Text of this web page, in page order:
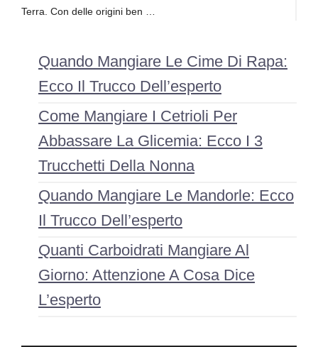
Terra. Con delle origini ben …
Quando Mangiare Le Cime Di Rapa:
Ecco Il Trucco Dell’esperto
Come Mangiare I Cetrioli Per
Abbassare La Glicemia: Ecco I 3
Trucchetti Della Nonna
Quando Mangiare Le Mandorle: Ecco
Il Trucco Dell’esperto
Quanti Carboidrati Mangiare Al
Giorno: Attenzione A Cosa Dice
L’esperto